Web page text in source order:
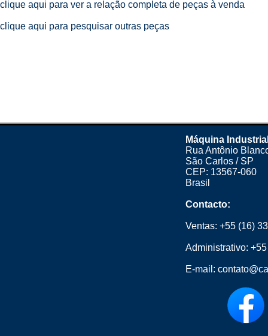
clique aqui para ver a relação completa de peças à venda
clique aqui para pesquisar outras peças
Máquina
Rua Antônio
São Carlos / SP
CEP: 13567-060
Brasil
Contacto:
Ventas: +55 (16)
Administrativo:
E-mail: